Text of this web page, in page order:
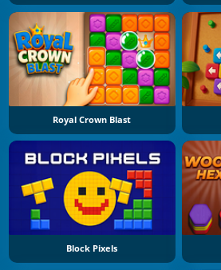
Royal Crown Blast
Block Pixels